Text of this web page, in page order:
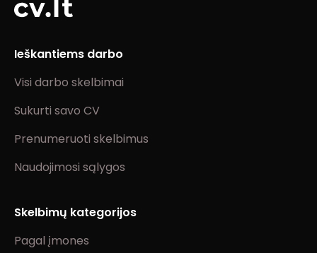
Ieškantiems darbo
Visi darbo skelbimai
Sukurti savo CV
Prenumeruoti skelbimus
Naudojimosi sąlygos
Skelbimų kategorijos
Pagal įmones